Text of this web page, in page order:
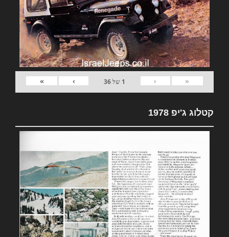
«
‹
1 של36
›
»
קטלוג ג'יפ 1978